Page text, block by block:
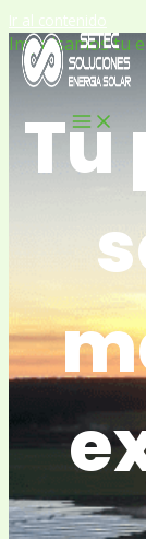
Ir al contenido
Impulsamos tu
Tu